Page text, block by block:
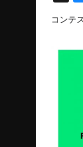
コンテ